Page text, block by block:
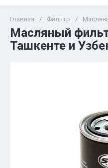
Главная / Фильтр /
Масляный
Ташкенте и